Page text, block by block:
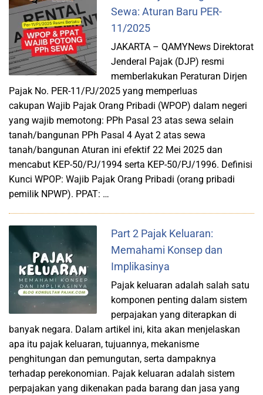
Sewa: Aturan Baru PER-
11/2025
JAKARTA – QAMYNews Direktorat
Jenderal Pajak (DJP) resmi
memberlakukan Peraturan Dirjen
Pajak No. PER-11/PJ/2025 yang memperluas
cakupan Wajib Pajak Orang Pribadi (WPOP) dalam negeri
yang wajib memotong: PPh Pasal 23 atas sewa selain
tanah/bangunan PPh Pasal 4 Ayat 2 atas sewa
tanah/bangunan Aturan ini efektif 22 Mei 2025 dan
mencabut KEP-50/PJ/1994 serta KEP-50/PJ/1996. Definisi
Kunci WPOP: Wajib Pajak Orang Pribadi (orang pribadi
pemilik NPWP). PPAT: …
Part 2 Pajak Keluaran:
Memahami Konsep dan
Implikasinya
Pajak keluaran adalah salah satu
komponen penting dalam sistem
perpajakan yang diterapkan di
banyak negara. Dalam artikel ini, kita akan menjelaskan
apa itu pajak keluaran, tujuannya, mekanisme
penghitungan dan pemungutan, serta dampaknya
terhadap perekonomian. Pajak keluaran adalah sistem
perpajakan yang dikenakan pada barang dan jasa yang